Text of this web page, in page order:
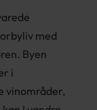
med
Byen
i
vinområder,